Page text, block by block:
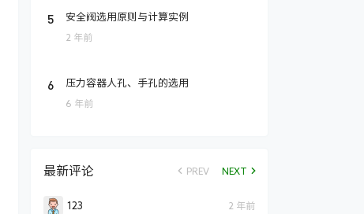
5 安全阀选用原则与计算实例
2 年前
6 压力容器人孔、手孔的选用
6 年前
最新评论 PREV NEXT
123 2 年前